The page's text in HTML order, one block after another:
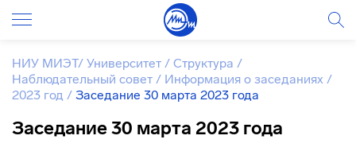
НИУ МИЭТ/ Университет / Структура /
Наблюдательный совет / Информация о заседаниях /
2023 год / Заседание 30 марта 2023 года
Заседание 30 марта 2023 года